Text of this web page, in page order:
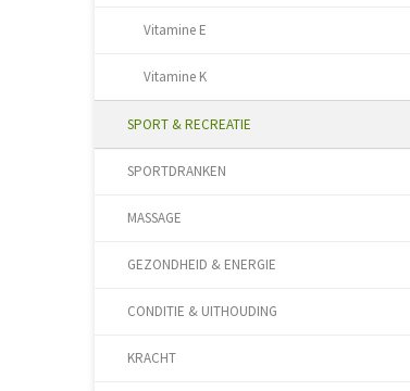
Vitamine E
Vitamine K
SPORT & RECREATIE
SPORTDRANKEN
MASSAGE
GEZONDHEID & ENERGIE
CONDITIE & UITHOUDING
KRACHT